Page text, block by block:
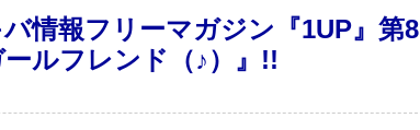
情報フリーマガジン『1UP』第8
ルフレンド（♪）』!!